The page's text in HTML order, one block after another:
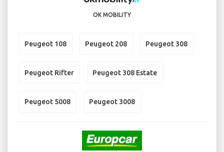
OK MOBILITY
Peugeot 108 Peugeot 208 Peugeot 308
Peugeot Rifter Peugeot 308 Estate
Peugeot 5008 Peugeot 3008